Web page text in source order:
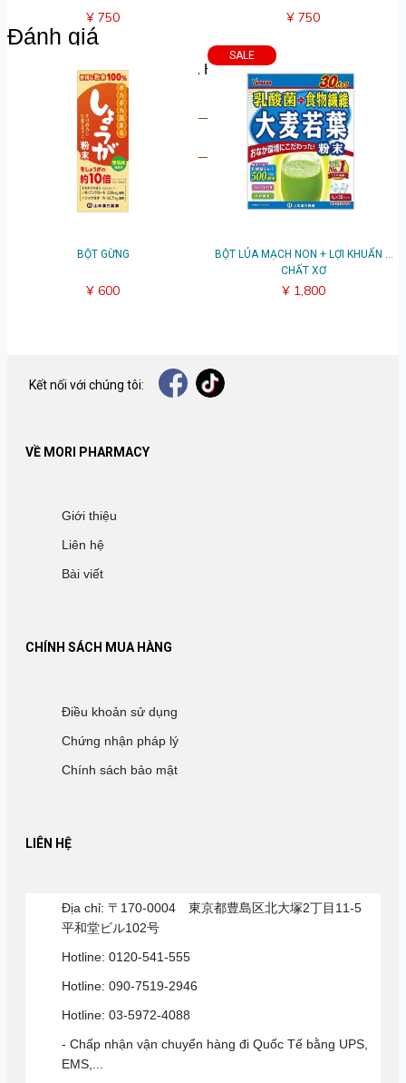
Đánh giá
Hãy chia sẻ suy nghĩ của bạn. Hãy là người đầu tiên để lại
bài đánh giá.
Viết đánh giá
¥ 750
BỘT GỪNG
¥ 600
¥ 750
SALE
BỘT LÚA MẠCH NON + LỢI KHUẨN &
CHẤT XƠ
¥ 1,800
VỀ MORI PHARMACY
Giới thiệu
Liên hệ
Bài viết
CHÍNH SÁCH MUA HÀNG
Điều khoản sử dụng
Chứng nhận pháp lý
Chính sách bảo mật
LIÊN HỆ
Địa chỉ: 〒170-0004 東京都豊島区北大塚2丁目11-5
平和堂ビル102号
Hotline: 0120-541-555
Hotline: 090-7519-2946
Hotline: 03-5972-4088
- Chấp nhận vận chuyển hàng đi Quốc Tế bằng UPS,
EMS,...
Kết nối với chúng tôi: